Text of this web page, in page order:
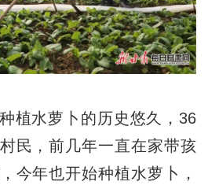
水萝卜的历史悠久，36
民，前几年一直在家带孩
今年也开始种植水萝卜，